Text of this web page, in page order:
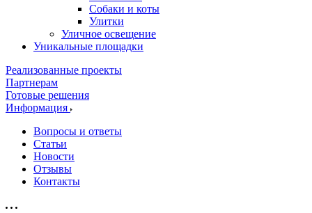
Собаки и коты
Улитки
Уличное освещение
Уникальные площадки
Реализованные проекты
Партнерам
Готовые решения
Информация
Вопросы и ответы
Статьи
Новости
Отзывы
Контакты